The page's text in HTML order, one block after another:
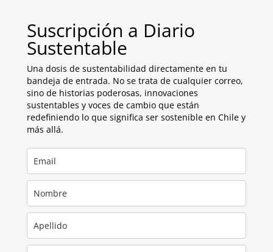
Suscripción a Diario
Sustentable
Una dosis de sustentabilidad directamente en tu
bandeja de entrada. No se trata de cualquier correo,
sino de historias poderosas, innovaciones
sustentables y voces de cambio que están
redefiniendo lo que significa ser sostenible en Chile y
más allá.